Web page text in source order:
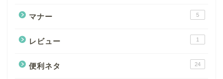
マナー 5
レビュー 1
便利ネタ 24